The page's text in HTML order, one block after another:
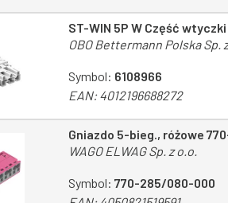
ST-WIN 5P W Część wtyczki
OBO Bettermann Polska Sp.
Symbol: 6108966
EAN:4012196688272
Gniazdo 5-bieg., różowe
WAGO ELWAG Sp. z o.o.
Symbol: 770-285/080-000